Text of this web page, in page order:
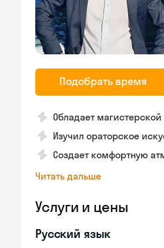
Подобрать время
Обладает
Изучил ораторское
Создает комфортную
Читать дальше
Услуги и цены
Русский язык